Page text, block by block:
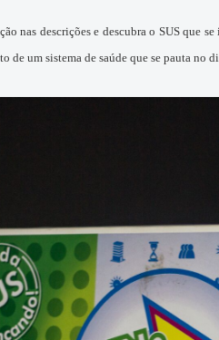
nas descrições e descubra o SUS que
de um sistema de saúde que se pauta no